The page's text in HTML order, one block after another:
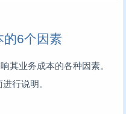
的6个因素
其业务成本的各种因素。
行说明。